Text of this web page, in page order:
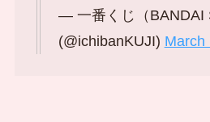
— 一番くじ（BANDAI
(@ichibanKUJI) March